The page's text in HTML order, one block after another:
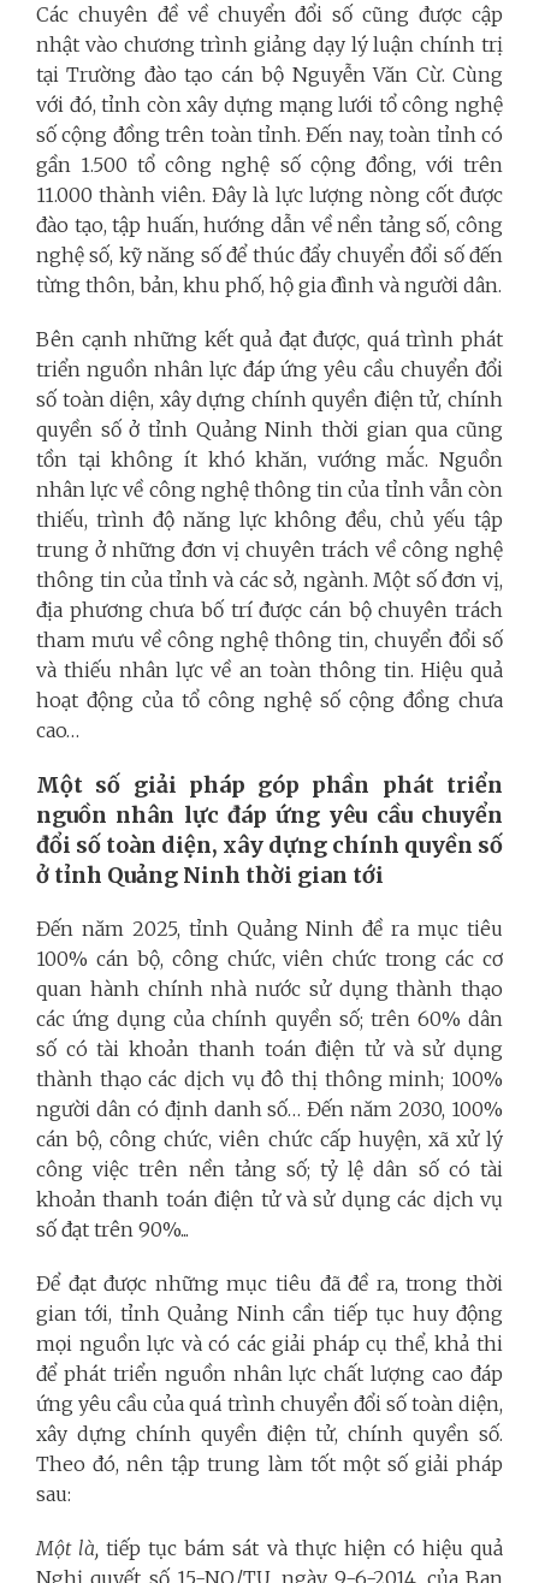
Các chuyên đề về chuyển đổi số cũng được cập
nhật vào chương trình giảng dạy lý luận chính trị
tại Trường đào tạo cán bộ Nguyễn Văn Cừ. Cùng
với đó, tỉnh còn xây dựng mạng lưới tổ công nghệ
số cộng đồng trên toàn tỉnh. Đến nay, toàn tỉnh có
gần 1.500 tổ công nghệ số cộng đồng, với trên
11.000 thành viên. Đây là lực lượng nòng cốt được
đào tạo, tập huấn, hướng dẫn về nền tảng số, công
nghệ số, kỹ năng số để thúc đẩy chuyển đổi số đến
từng thôn, bản, khu phố, hộ gia đình và người dân.
Bên cạnh những kết quả đạt được, quá trình phát
triển nguồn nhân lực đáp ứng yêu cầu chuyển đổi
số toàn diện, xây dựng chính quyền điện tử, chính
quyền số ở tỉnh Quảng Ninh thời gian qua cũng
tồn tại không ít khó khăn, vướng mắc. Nguồn
nhân lực về công nghệ thông tin của tỉnh vẫn còn
thiếu, trình độ năng lực không đều, chủ yếu tập
trung ở những đơn vị chuyên trách về công nghệ
thông tin của tỉnh và các sở, ngành. Một số đơn vị,
địa phương chưa bố trí được cán bộ chuyên trách
tham mưu về công nghệ thông tin, chuyển đổi số
và thiếu nhân lực về an toàn thông tin. Hiệu quả
hoạt động của tổ công nghệ số cộng đồng chưa
cao…
Một số giải pháp góp phần phát triển
nguồn nhân lực đáp ứng yêu cầu chuyển
đổi số toàn diện, xây dựng chính quyền số
ở tỉnh Quảng Ninh thời gian tới
Đến năm 2025, tỉnh Quảng Ninh đề ra mục tiêu
100% cán bộ, công chức, viên chức trong các cơ
quan hành chính nhà nước sử dụng thành thạo
các ứng dụng của chính quyền số; trên 60% dân
số có tài khoản thanh toán điện tử và sử dụng
thành thạo các dịch vụ đô thị thông minh; 100%
người dân có định danh số… Đến năm 2030, 100%
cán bộ, công chức, viên chức cấp huyện, xã xử lý
công việc trên nền tảng số; tỷ lệ dân số có tài
khoản thanh toán điện tử và sử dụng các dịch vụ
số đạt trên 90%...
Để đạt được những mục tiêu đã đề ra, trong thời
gian tới, tỉnh Quảng Ninh cần tiếp tục huy động
mọi nguồn lực và có các giải pháp cụ thể, khả thi
để phát triển nguồn nhân lực chất lượng cao đáp
ứng yêu cầu của quá trình chuyển đổi số toàn diện,
xây dựng chính quyền điện tử, chính quyền số.
Theo đó, nên tập trung làm tốt một số giải pháp
sau:
Một là,tiếp tục bám sát và thực hiện có hiệu quả
Nghị quyết số 15-NQ/TU, ngày 9-6-2014, của Ban